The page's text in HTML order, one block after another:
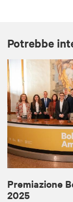
Potrebbe
Premiazione
2025